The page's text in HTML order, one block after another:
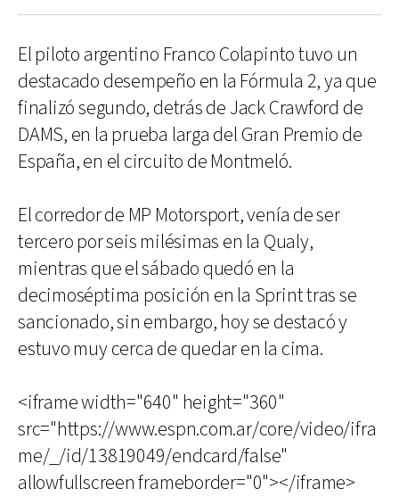
El piloto argentino Franco Colapinto tuvo un
destacado desempeño en la Fórmula 2, ya que
finalizó segundo, detrás de Jack Crawford de
DAMS, en la prueba larga del Gran Premio de
España, en el circuito de Montmeló.
El corredor de MP Motorsport, venía de ser
tercero por seis milésimas en la Qualy,
mientras que el sábado quedó en la
decimoséptima posición en la Sprint tras se
sancionado, sin embargo, hoy se destacó y
estuvo muy cerca de quedar en la cima.
<iframe width="640" height="360"
src="https://www.espn.com.ar/core/video/ifra
me/_/id/13819049/endcard/false"
allowfullscreen frameborder="0"></iframe>